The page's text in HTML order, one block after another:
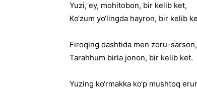
Yuzi, ey, mohitobon, bir kelib ket,
Ko‘zum yo‘lingda hayron, bir kelib
Firoqing dashtida men zoru-sarson,
Tarahhum birla jonon, bir kelib ket.
Yuzing ko‘rmakka ko‘p mushtoq